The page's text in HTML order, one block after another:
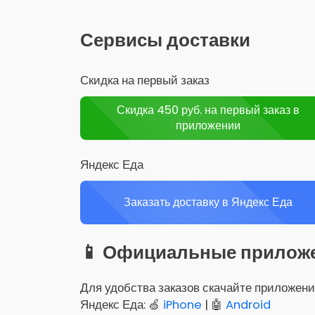
Сервисы доставки
Скидка на первый заказ
Скидка 450 руб. на первый заказ в
приложении
Яндекс Еда
Заказать доставку в Яндекс Еда
📱 Официальные
Для удобства заказов скачайте
Яндекс Еда: 🍏 iPhone | 🤖 Android